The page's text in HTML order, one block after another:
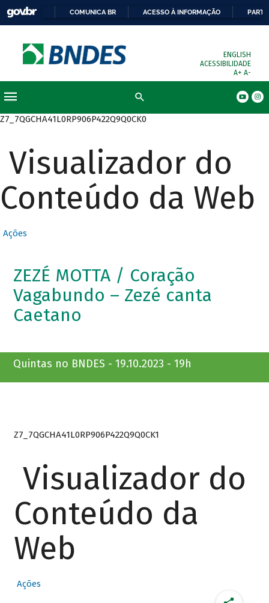
COMUNICA BR ACESSO À INFORMAÇÃO
ENGLISH
ACESSIBILIDADE
A+ A-
Z7_7QGCHA41L0RP906P422Q9Q0CK0
Visualizador do
Conteúdo da Web
Ações
ZEZÉ MOTTA / Coração
Vagabundo – Zezé canta
Caetano
Quintas no BNDES - 19.10.2023 - 19h
Z7_7QGCHA41L0RP906P422Q9Q0CK1
Visualizador do
Conteúdo da
Web
Ações